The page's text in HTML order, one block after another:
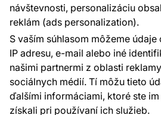
návštevnosti, personalizáciu
reklám (ads personalization).
S vaším súhlasom môžeme
IP adresu, e-mail alebo iné
našimi partnermi z oblasti
sociálnych médií. Tí môžu tieto
ďalšími informáciami, ktoré ste
získali pri používaní ich služieb.
Kontakty
Sme tu pre vás 24 hodín denne, 7
týždni
+420 777 004 021
info@vavex.cz
Vavex 1990 s.r.o., IČ: 26776251,